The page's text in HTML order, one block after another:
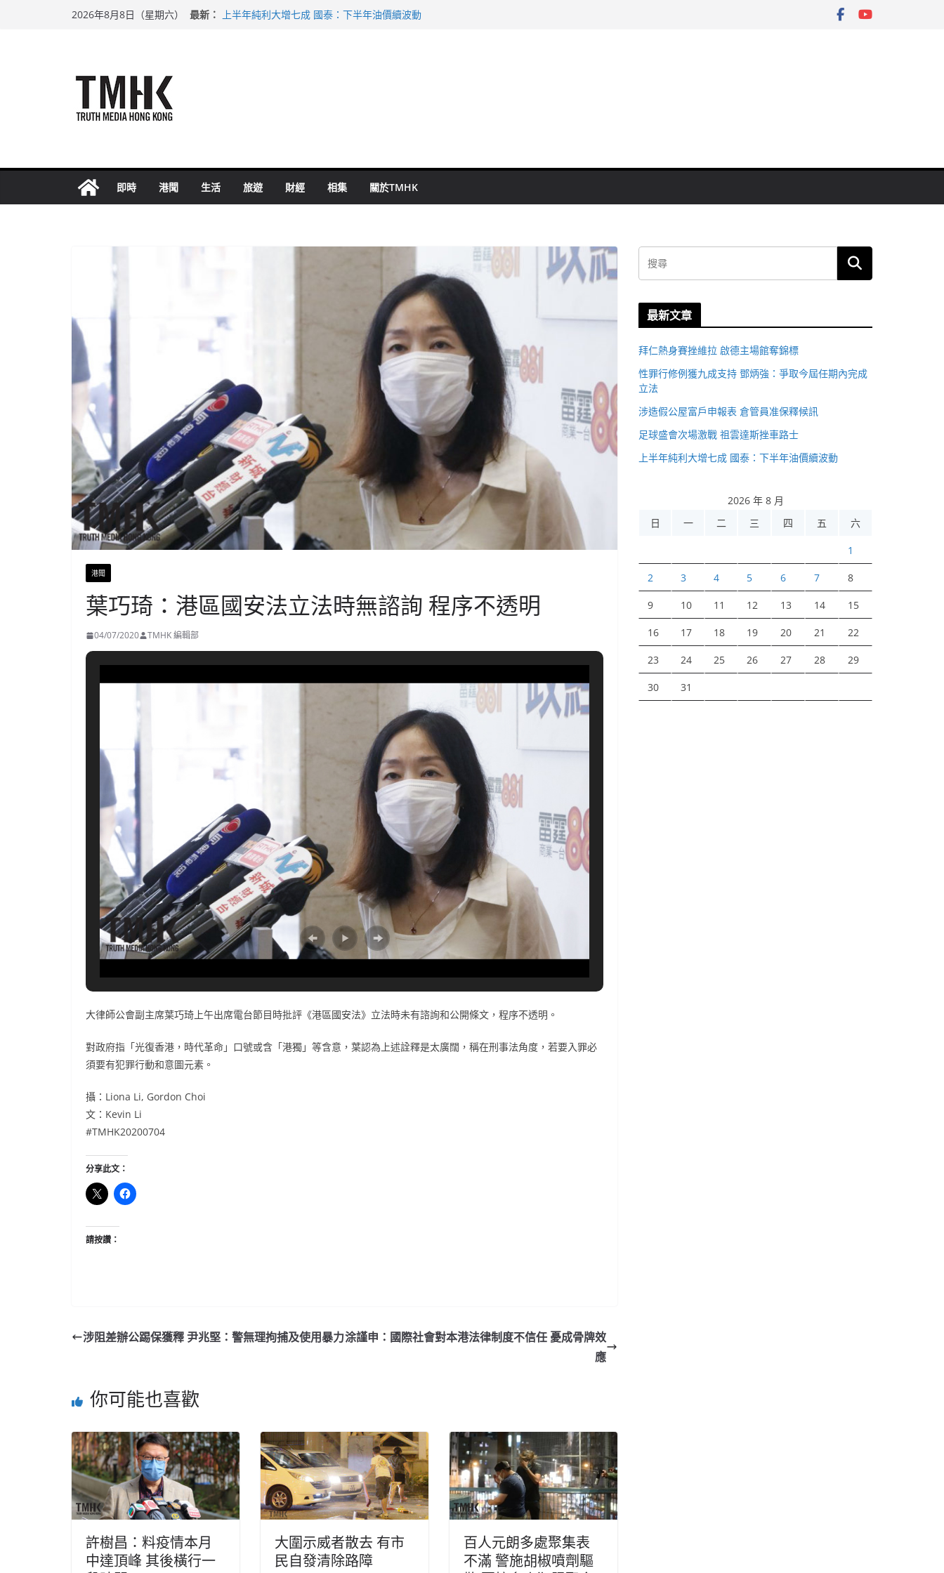
2026年8月8日（星期六） 最新：
上半年純利大增七成 國泰：下半年油價續波動
即時 港聞 生活 旅遊 財經 相集 關於TMHK
港聞
葉巧琦：港區國安法立法時無諮詢 程序不透明
04/07/2020 TMHK 編輯部
大律師公會副主席葉巧琦上午出席電台節目時批評《港區國安法》立法時未有諮詢和公開條文，程序不透明。
對政府指「光復香港，時代革命」口號或含「港獨」等含意，葉認為上述詮釋是太廣闊，稱在刑事法角度，若要入罪必
須要有犯罪行動和意圖元素。
攝：Liona Li, Gordon Choi
文：Kevin Li
#TMHK20200704
分享此文：
請按讚：
涉阻差辦公踢保獲釋 尹兆堅：警無理拘捕及使用暴力涂謹申：國際社會對本港法律制度不信任 憂成骨牌效
應
你可能也喜歡
許樹昌：料疫情本月
中達頂峰 其後橫行一
大圍示威者散去 有市
民自發清除路障
百人元朗多處聚集表
不滿 警施胡椒噴劑驅
最新文章
拜仁熱身賽挫維拉 啟德主場館奪錦標
性罪行修例獲九成支持 鄧炳強：爭取今屆任期內完成
立法
涉造假公屋富戶申報表 倉管員准保釋候訊
足球盛會次場激戰 祖雲達斯挫車路士
上半年純利大增七成 國泰：下半年油價續波動
2026 年 8 月
日
一 二 三 四 五 六
1
2 3 4 5 6 7 8
9 10 11 12 13 14 15
16 17 18 19 20 21 22
23 24 25 26 27 28 29
30 31